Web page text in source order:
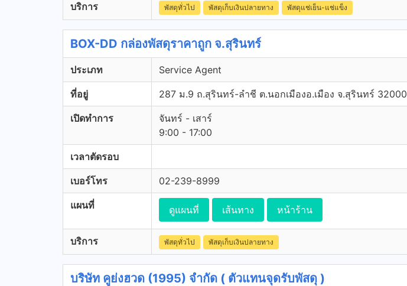
บริการ พัสดุทั่วไป พัสดุเก็บเงินปลายทาง พัสดุแช่เย็น-แช่แข็ง
BOX-DD กล่องพัสดุราคาถูก จ.สุรินทร์
ประเภท Service Agent
ที่อยู่ 287 ม.9 ถ.สุรินทร์-ลำชี ต.นอกเมืองอ.เมือง จ.สุรินทร์ 32000
เปิดทำการ
จันทร์ - เสาร์
9:00 - 17:00
เวลาตัดรอบ
เบอร์โทร 02-239-8999
แผนที่ ดูแผนที่ เส้นทาง หน้าร้าน
บริการ พัสดุทั่วไป พัสดุเก็บเงินปลายทาง
บริษัท คูย่งฮวด (1995) จำกัด ( ตัวแทนจุดรับพัสดุ )